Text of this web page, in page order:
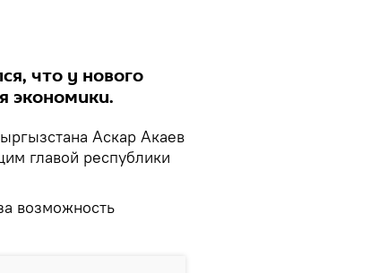
что у нового
экономики.
Аскар Акаев
главой республики
возможность